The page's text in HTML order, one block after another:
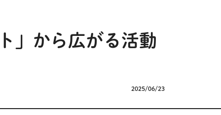
」から広がる活動
2025/06/23